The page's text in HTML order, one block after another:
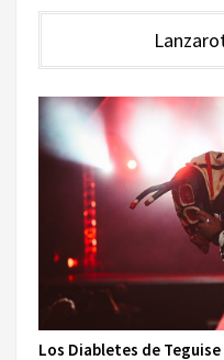
Los Diabletes de